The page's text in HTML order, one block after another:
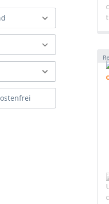
Versandkostenfrei